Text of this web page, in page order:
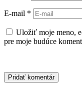
E-mail *
Uložiť moje meno,
pre moje budúce